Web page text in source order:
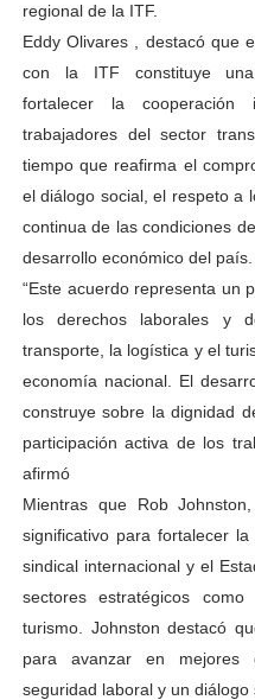
regional de la ITF.
Eddy Olivares , destacó que
con la ITF constituye una
fortalecer la
trabajadores del sector
tiempo que reafirma el
el diálogo social, el respeto a
continua de las condiciones
desarrollo económico del país.
“Este acuerdo representa un
los derechos laborales y
transporte, la logística y el
economía nacional. El
construye sobre la dignidad
participación activa de los
afirmó
Mientras que Rob
significativo para fortalecer
sindical internacional y el
sectores estratégicos
turismo. Johnston destacó
para avanzar en mejores
seguridad laboral y un diálogo